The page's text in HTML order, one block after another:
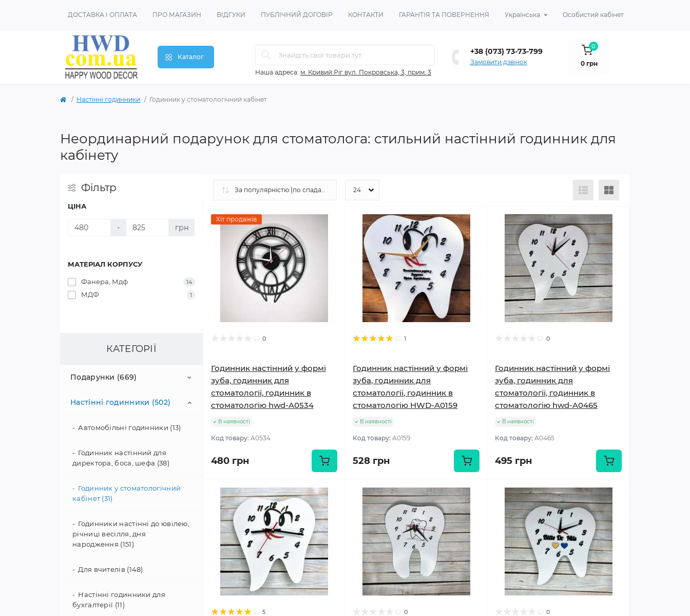
ДОСТАВКА І ОПЛАТА ПРО МАГАЗИН ВІДГУКИ ПУБЛІЧНИЙ ДОГОВІР КОНТАКТИ ГАРАНТІЯ ТА ПОВЕРНЕННЯ Українська Особистий кабінет
Каталог
Наша адреса: м. Кривий Ріг вул. Покровська, 3, прим. 3
+38 (073) 73-73-799
Замовити дзвінок
0
0 грн
Настінні годинники Годинник у стоматологічний кабінет
Неординарний подарунок для стоматолога: стильний настінний годинник для
кабінету
Фільтр
ЦІНА
- грн
МАТЕРІАЛ КОРПУСУ
Фанера, Мдф 14
МДФ 1
КАТЕГОРІЇ
Подарунки (669)
Подарунок вчителю (225)
Подарунок вчителю
Подарунок директору школи
Подарунок класному
Подарунок вчителю
англійської (24)
Іменні подарунки з дерева –
Для спортсменів (160)
Карате (74)
Футбол (39)
Корпоративні подарунки з
логотипом | HWD (23)
Патріотичні подарунки (63)
Подарунки жінкам з дерева –
народження – ідеї з
гравіюванням | HWD (191)
Настінні годинники (502)
Автомобільні годинники (13)
Годинник настінний для
директора, боса, шефа (38)
Годинник у стоматологічний
кабінет (31)
Годинники настінні до ювілею,
річниці весілля, дня
народження (151)
Для вчителів (148)
Настінні годинники для
бухгалтерії (11)
Хіт продажів
0
Годинник настінний у формі
зуба, годинник для
стоматології, годинник в
стоматологію hwd-A0534
В наявності
Код товару: A0534
480 грн
1
Годинник настінний у формі
зуба, годинник для
стоматології, годинник в
стоматологію HWD-A0159
В наявності
Код товару:A0159
528 грн
0
Годинник настінний у формі
зуба, годинник для
стоматології, годинник в
стоматологію hwd-A0465
В наявності
Код товару:A0465
495 грн
5 0 0